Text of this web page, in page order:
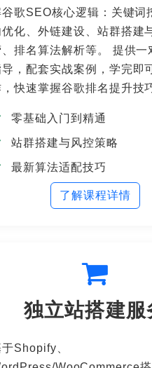
谷歌SEO核心逻辑：关键词
优化、外链建设、站群搭建
、排名算法解析等。 提供一
导，配套实战案例，学完即
快速掌握谷歌排名提升技
零基础入门到精通
站群搭建与风控策略
最新算法适配技巧
了解课程详情
独立站搭建服
Shopify、